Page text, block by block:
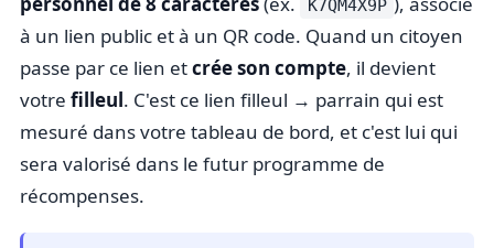
K7QM4X9P
à un lien public et à un QR code. Quand un citoyen
passe par ce lien etcrée son compte, il devient
votrefilleul. C'est ce lien filleul → parrain qui est
mesuré dans votre tableau de bord, et c'est lui qui
sera valorisé dans le futur programme de
récompenses.